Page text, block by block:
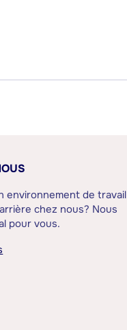
environnement de travail
chez nous? Nous
pour vous.